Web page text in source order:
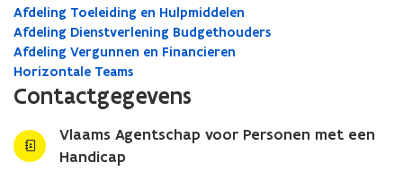
Afdeling Toeleiding en Hulpmiddelen
Afdeling Dienstverlening Budgethouders
Afdeling Vergunnen en Financieren
Horizontale Teams
Contactgegevens
Vlaams Agentschap voor Personen met een
Handicap